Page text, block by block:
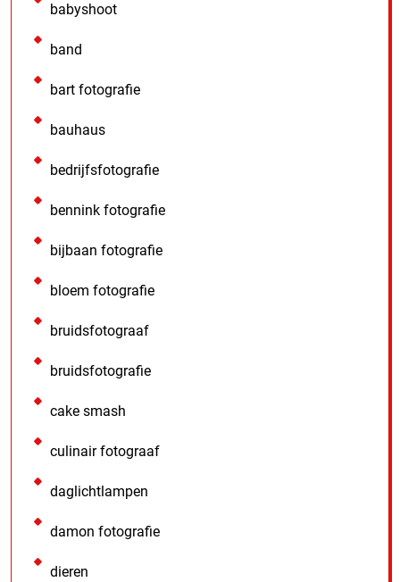
babyshoot
band
bart fotografie
bauhaus
bedrijfsfotografie
bennink fotografie
bijbaan fotografie
bloem fotografie
bruidsfotograaf
bruidsfotografie
cake smash
culinair fotograaf
daglichtlampen
damon fotografie
dieren